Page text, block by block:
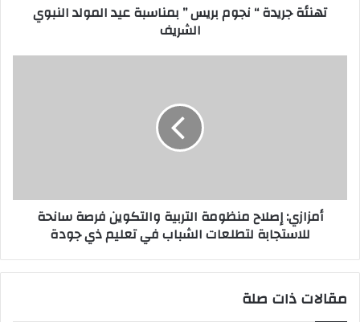
تهنئة جريدة “ نجوم بريس ” بمناسبة عيد المولد النبوي
الشريف
أمزازي: إصلاح منظومة التربية والتكوين فرصة سانحة
للاستجابة لتطلعات الشباب في تعليم ذي جودة
مقالات ذات صلة